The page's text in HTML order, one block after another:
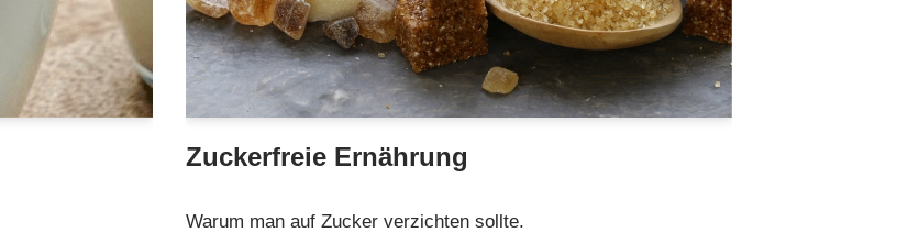
Zuckerfreie Ernährung
Warum man auf Zucker verzichten sollte.